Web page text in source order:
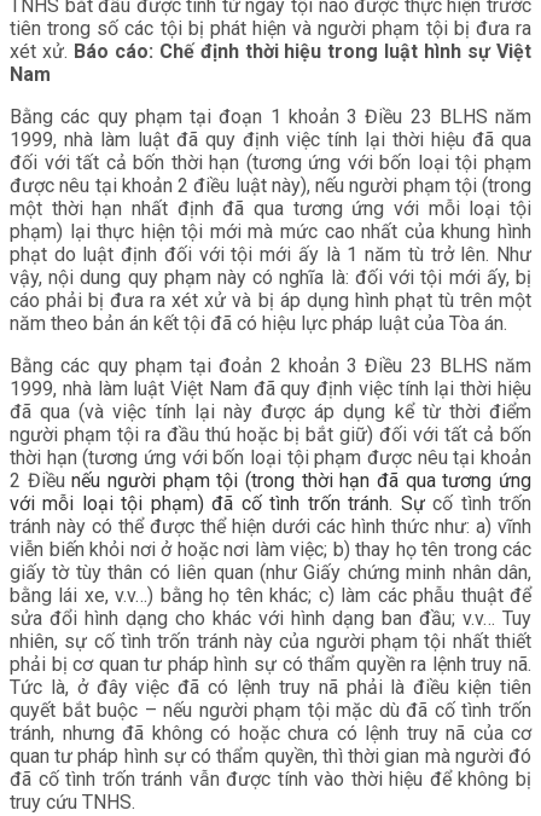
TNHS bắt đầu được tính từ ngày tội nào được thực hiện trước
tiên trong số các tội bị phát hiện và người phạm tội bị đưa ra
xét xử. Báo cáo: Chế định thời hiệu trong luật hình sự Việt
Nam
Bằng các quy phạm tại đoạn 1 khoản 3 Điều 23 BLHS năm
1999, nhà làm luật đã quy định việc tính lại thời hiệu đã qua
đối với tất cả bốn thời hạn (tương ứng với bốn loại tội phạm
được nêu tại khoản 2 điều luật này), nếu người phạm tội (trong
một thời hạn nhất định đã qua tương ứng với mỗi loại tội
phạm) lại thực hiện tội mới mà mức cao nhất của khung hình
phạt do luật định đối với tội mới ấy là 1 năm tù trở lên. Như
vậy, nội dung quy phạm này có nghĩa là: đối với tội mới ấy, bị
cáo phải bị đưa ra xét xử và bị áp dụng hình phạt tù trên một
năm theo bản án kết tội đã có hiệu lực pháp luật của Tòa án.
Bằng các quy phạm tại đoản 2 khoản 3 Điều 23 BLHS năm
1999, nhà làm luật Việt Nam đã quy định việc tính lại thời hiệu
đã qua (và việc tính lại này được áp dụng kể từ thời điểm
người phạm tội ra đầu thú hoặc bị bắt giữ) đối với tất cả bốn
thời hạn (tương ứng với bốn loại tội phạm được nêu tại khoản
2 Điềunếu người phạm tội (trong thời hạn đã qua tương ứng
với mỗi loại tội phạm) đã cố tình trốn tránh. Sựcố tình trốn
tránh này có thể được thể hiện dưới các hình thức như: a) vĩnh
viễn biến khỏi nơi ở hoặc nơi làm việc; b) thay họ tên trong các
giấy tờ tùy thân có liên quan (như Giấy chứng minh nhân dân,
bằng lái xe, v.v…) bằng họ tên khác; c) làm các phẫu thuật để
sửa đổi hình dạng cho khác với hình dạng ban đầu; v.v… Tuy
nhiên, sự cố tình trốn tránh này của người phạm tội nhất thiết
phải bị cơ quan tư pháp hình sự có thẩm quyền ra lệnh truy nã.
Tức là, ở đây việc đã có lệnh truy nã phải là điều kiện tiên
quyết bắt buộc – nếu người phạm tội mặc dù đã cố tình trốn
tránh, nhưng đã không có hoặc chưa có lệnh truy nã của cơ
quan tư pháp hình sự có thẩm quyền, thì thời gian mà người đó
đã cố tình trốn tránh vẫn được tính vào thời hiệu để không bị
truy cứu TNHS.